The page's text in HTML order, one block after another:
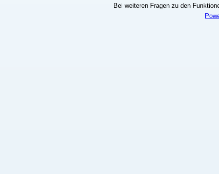
Bei weiteren Fragen zu den